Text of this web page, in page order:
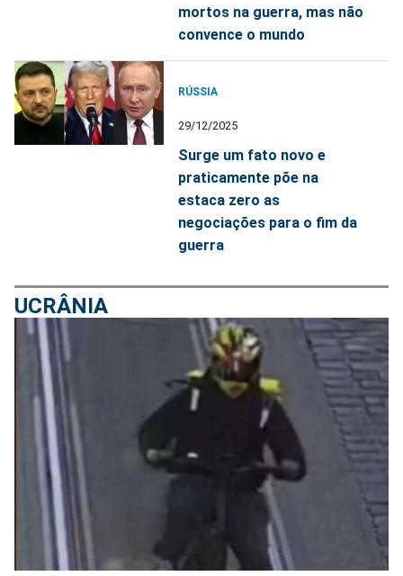
mortos na guerra, mas não
convence o mundo
RÚSSIA
29/12/2025
Surge um fato novo e
praticamente põe na
estaca zero as
negociações para o fim da
guerra
UCRÂNIA